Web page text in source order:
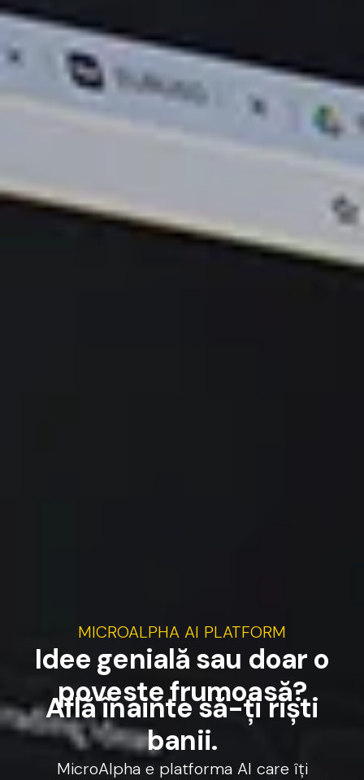
MICROALPHA AI PLATFORM
Idee genială sau doar o
povestefrumoasă?
Aflăînaintesă-țiriști
banii.
MicroAlpha e platforma AI care îți